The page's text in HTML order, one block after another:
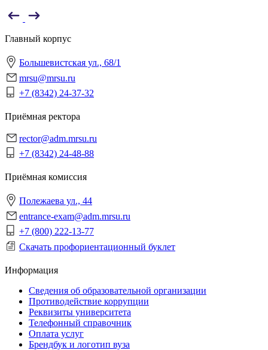
Главный корпус
Большевистская ул., 68/1
mrsu@mrsu.ru
+7 (8342) 24-37-32
Приёмная ректора
rector@adm.mrsu.ru
+7 (8342) 24-48-88
Приёмная комиссия
Полежаева ул., 44
entrance-exam@adm.mrsu.ru
+7 (800) 222-13-77
Скачать профориентационный буклет
Информация
Сведения об образовательной организации
Противодействие коррупции
Реквизиты университета
Телефонный справочник
Оплата услуг
Брендбук и логотип вуза